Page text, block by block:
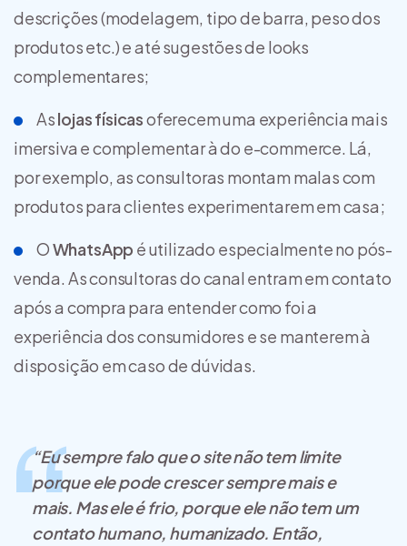
descrições (modelagem, tipo de barra, peso dos
produtos etc.) e até sugestões de looks
complementares;
Aslojas físicasoferecem uma experiência mais
imersiva e complementar à do e-commerce. Lá,
por exemplo, as consultoras montam malas com
produtos para clientes experimentarem em casa;
OWhatsApp é utilizado especialmente no pós-
venda. As consultoras do canal entram em contato
após a compra para entender como foi a
experiência dos consumidores e se manterem à
disposição em caso de dúvidas.
“Eu sempre falo que o site não tem limite
porque ele pode crescer sempre mais e
mais. Mas ele é frio, porque ele não tem um
contato humano, humanizado. Então,